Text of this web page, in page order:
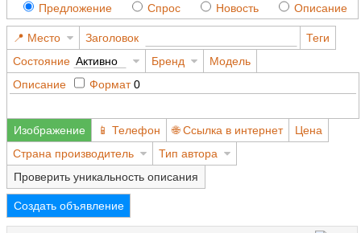
Предложение Спрос Новость Описание
Место Заголовок
Теги
Состояние Активно Бренд
Модель
Описание
Формат 0
Изображение Телефон Ссылка в интернет
Цена
Страна производитель
Тип автора
Проверить уникальность описания
Создать объявление